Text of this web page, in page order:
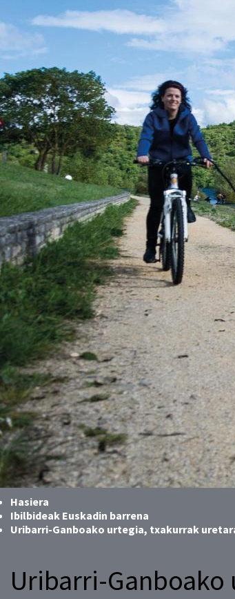
Hasiera
Ibilbideak Euskadin barrena
Uribarri-Ganboako urtegia, txakurrak
Uribarri-